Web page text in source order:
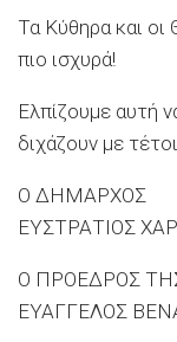
Τα Κύθηρα και οι
πιο ισχυρά!
Ελπίζουμε αυτή
διχάζουν με
Ο ΔΗΜΑΡΧΟΣ
ΕΥΣΤΡΑΤΙΟΣ
Ο ΠΡΟΕΔΡΟΣ
ΕΥΑΓΓΕΛΟΣ